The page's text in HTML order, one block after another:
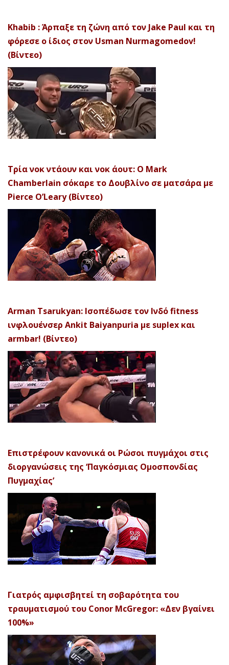
Khabib : Άρπαξε τη ζώνη από τον Jake Paul και τη
φόρεσε ο ίδιος στον Usman Nurmagomedov!
(Βίντεο)
Τρία νοκ ντάουν και νοκ άουτ: Ο Mark
Chamberlain σόκαρε το Δουβλίνο σε ματσάρα με
Pierce O’Leary (Βίντεο)
Arman Tsarukyan: Ισοπέδωσε τον Ινδό fitness
ινφλουένσερ Ankit Baiyanpuria με suplex και
armbar! (Βίντεο)
Επιστρέφουν κανονικά οι Ρώσοι πυγμάχοι στις
διοργανώσεις της ‘Παγκόσμιας Ομοσπονδίας
Πυγμαχίας’
Γιατρός αμφισβητεί τη σοβαρότητα του
τραυματισμού του Conor McGregor: «Δεν βγαίνει
100%»